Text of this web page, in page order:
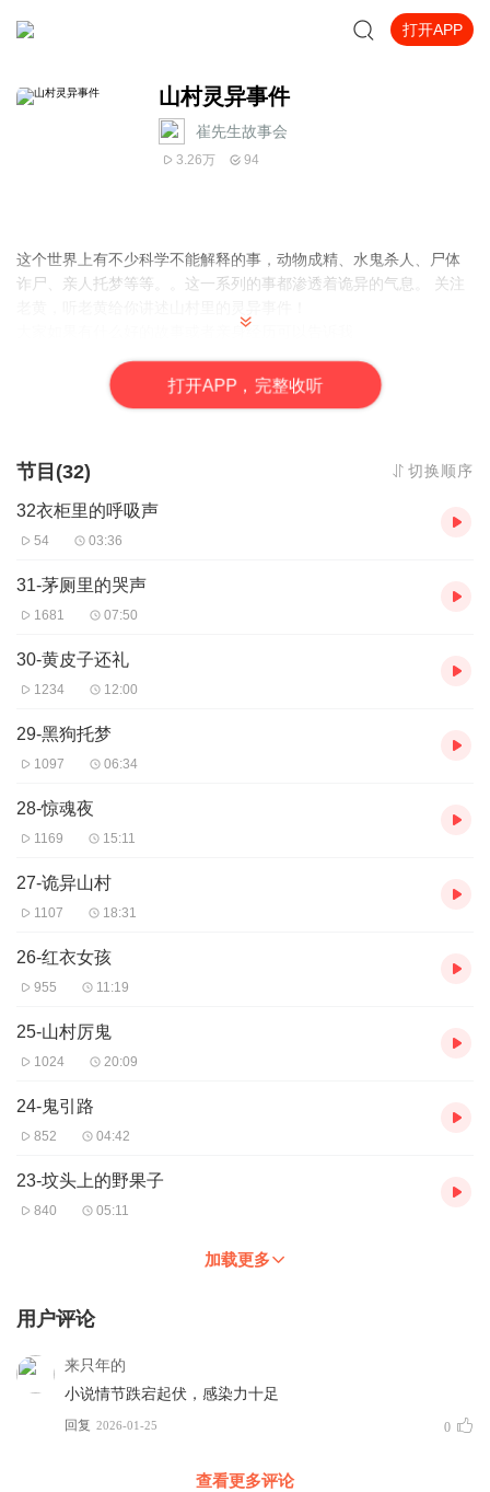
打开APP
山村灵异事件
崔先生故事会
3.26万 94
这个世界上有不少科学不能解释的事，动物成精、水鬼杀人、尸体
诈尸、亲人托梦等等。。这一系列的事都渗透着诡异的气息。 关注
大家如果有什么好的故事或者亲身经历可以告诉我
打开APP，完整收听
节目(32) 切换顺序
32衣柜里的呼吸声
54 03:36
31-茅厕里的哭声
1681 07:50
30-黄皮子还礼
1234 12:00
29-黑狗托梦
1097 06:34
28-惊魂夜
1169 15:11
27-诡异山村
1107 18:31
26-红衣女孩
955 11:19
25-山村厉鬼
1024 20:09
24-鬼引路
852 04:42
23-坟头上的野果子
840 05:11
加载更多
用户评论
来只年的
小说情节跌宕起伏，感染力十足
回复 2026-01-25 0
查看更多评论